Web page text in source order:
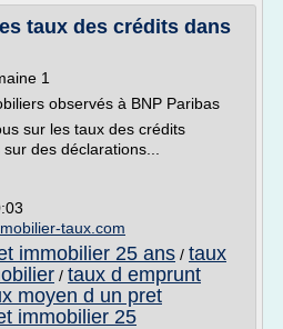
taux des crédits dans
1
observés à BNP Paribas
sur les taux des crédits
des déclarations...
taux.com
immobilier 25 ans / taux
/ taux d emprunt
moyen d un pret
immobilier 25